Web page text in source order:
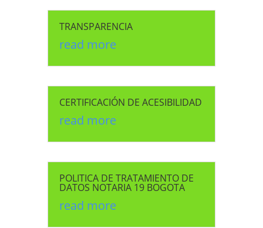
TRANSPARENCIA
read more
CERTIFICACIÓN DE ACESIBILIDAD
read more
POLITICA DE TRATAMIENTO DE
DATOS NOTARIA 19 BOGOTA
read more